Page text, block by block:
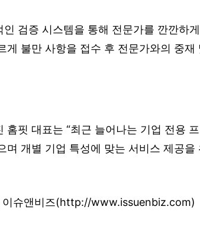
인 검증 시스템을 통해 전문가를 깐깐하
게 불만 사항을 접수 후 전문가와의 중
홈핏 대표는 “최근 늘어나는 기업 전용
며 개별 기업 특성에 맞는 서비스 제공
이슈앤비즈(http://www.issuenbiz.com)